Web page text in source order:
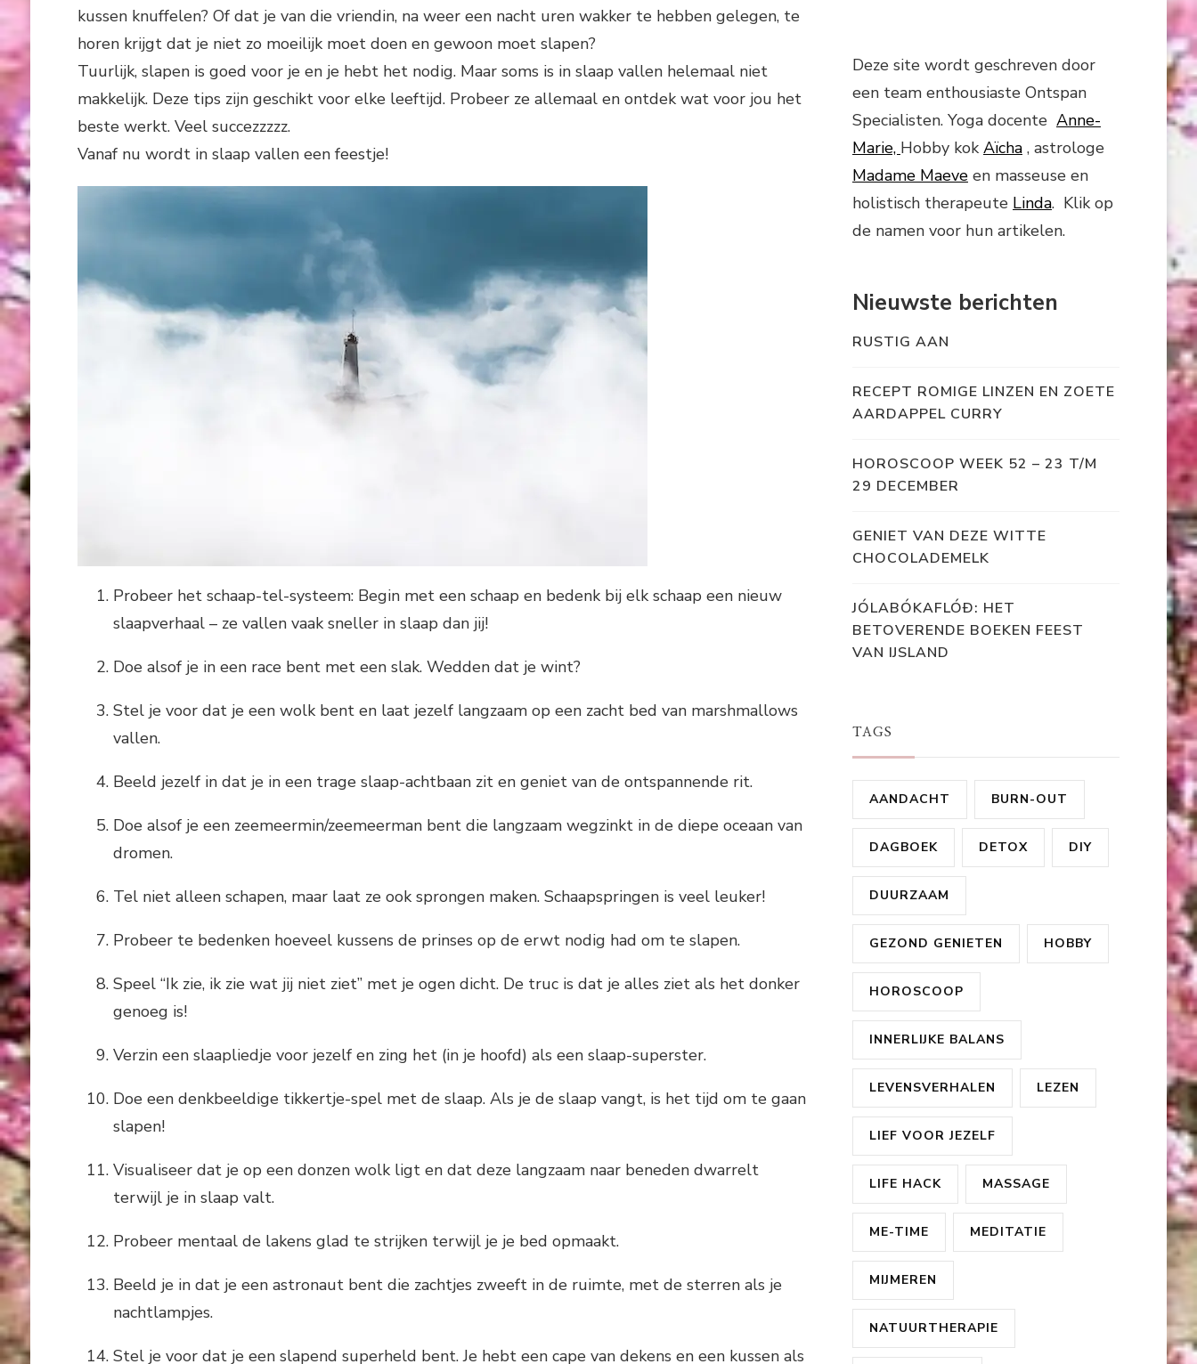
kussen knuffelen? Of dat je van die vriendin, na weer een nacht uren wakker te hebben gelegen, te
horen krijgt dat je niet zo moeilijk moet doen en gewoon moet slapen?
Tuurlijk, slapen is goed voor je en je hebt het nodig. Maar soms is in slaap vallen helemaal niet
makkelijk. Deze tips zijn geschikt voor elke leeftijd. Probeer ze allemaal en ontdek wat voor jou het
beste werkt. Veel succezzzzz.
Vanaf nu wordt in slaap vallen een feestje!
Probeer het schaap-tel-systeem: Begin met een schaap en bedenk bij elk schaap een nieuw
slaapverhaal – ze vallen vaak sneller in slaap dan jij!
Doe alsof je in een race bent met een slak. Wedden dat je wint?
Stel je voor dat je een wolk bent en laat jezelf langzaam op een zacht bed van marshmallows
vallen.
Beeld jezelf in dat je in een trage slaap-achtbaan zit en geniet van de ontspannende rit.
Doe alsof je een zeemeermin/zeemeerman bent die langzaam wegzinkt in de diepe oceaan van
dromen.
Tel niet alleen schapen, maar laat ze ook sprongen maken. Schaapspringen is veel leuker!
Probeer te bedenken hoeveel kussens de prinses op de erwt nodig had om te slapen.
Speel “Ik zie, ik zie wat jij niet ziet” met je ogen dicht. De truc is dat je alles ziet als het donker
genoeg is!
Verzin een slaapliedje voor jezelf en zing het (in je hoofd) als een slaap-superster.
Doe een denkbeeldige tikkertje-spel met de slaap. Als je de slaap vangt, is het tijd om te gaan
slapen!
Visualiseer dat je op een donzen wolk ligt en dat deze langzaam naar beneden dwarrelt
terwijl je in slaap valt.
Probeer mentaal de lakens glad te strijken terwijl je je bed opmaakt.
Beeld je in dat je een astronaut bent die zachtjes zweeft in de ruimte, met de sterren als je
nachtlampjes.
Stel je voor dat je een slapend superheld bent. Je hebt een cape van dekens en een kussen als
Deze site wordt geschreven door
een team enthousiaste Ontspan
Specialisten. Yoga docente Anne-
Marie, Hobby kok Aïcha, astrologe
Madame Maeveen masseuse en
holistisch therapeute Linda. Klik op
de namen voor hun artikelen.
Nieuwste berichten
RUSTIG AAN
RECEPT ROMIGE LINZEN EN ZOETE
AARDAPPEL CURRY
HOROSCOOP WEEK 52 – 23 T/M
29 DECEMBER
GENIET VAN DEZE WITTE
CHOCOLADEMELK
JÓLABÓKAFLÓÐ: HET
BETOVERENDE BOEKEN FEEST
VAN IJSLAND
TAGS
AANDACHT BURN-OUT
DAGBOEK DETOX DIY
DUURZAAM
GEZOND GENIETEN HOBBY
HOROSCOOP
INNERLIJKE BALANS
LEVENSVERHALEN LEZEN
LIEF VOOR JEZELF
LIFE HACK MASSAGE
ME-TIME MEDITATIE
MIJMEREN
NATUURTHERAPIE